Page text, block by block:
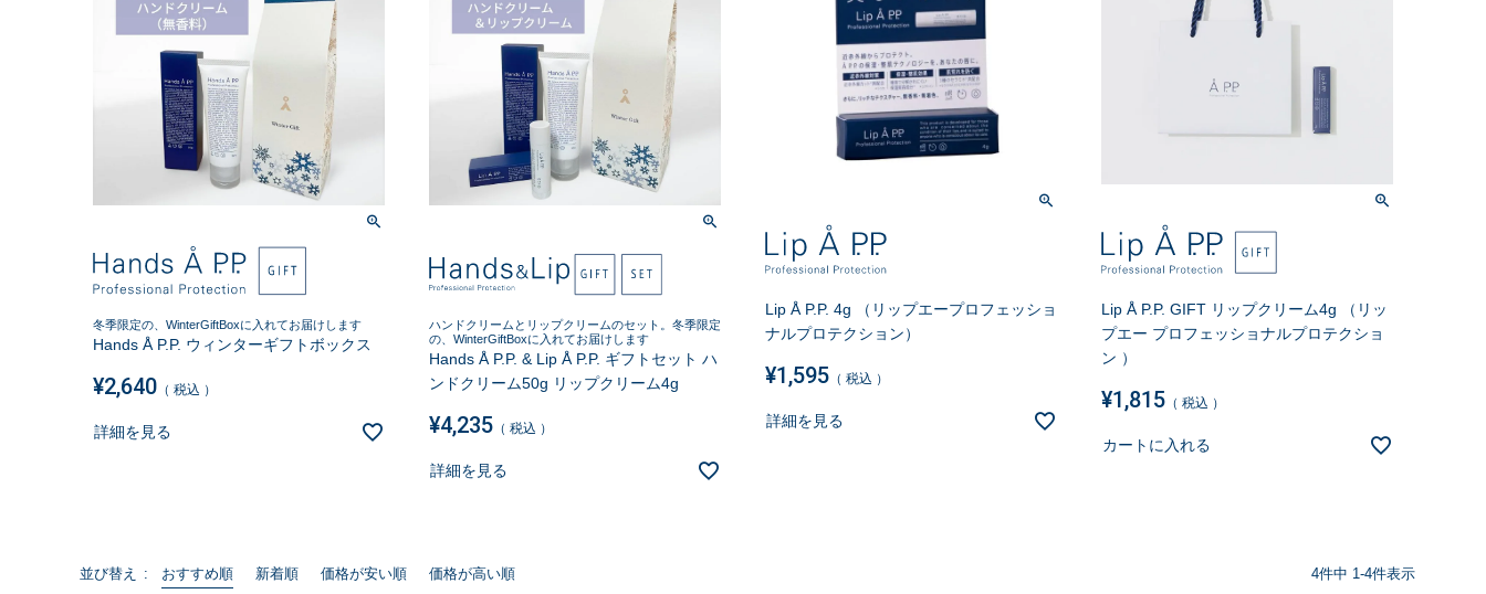
冬季限定の、WinterGiftBoxに入れてお届けします
Hands Å P.P. ウィンターギフトボックス
¥2,640 税込
詳細を見る
ハンドクリームとリップクリームのセット。冬季限定
の、WinterGiftBoxに入れてお届けします
Hands Å P.P. & Lip Å P.P. ギフトセット ハ
ンドクリーム50g リップクリーム4g
¥4,235 税込
詳細を見る
Lip Å P.P. 4g （リップエープロフェッショ
ナルプロテクション）
¥1,595 税込
詳細を見る
Lip Å P.P. GIFT リップクリーム4g （リッ
プエー プロフェッショナルプロテクショ
ン ）
¥1,815 税込
カートに入れる
並び替え おすすめ順 新着順 価格が安い順 価格が高い順 4件中 1-4件表示